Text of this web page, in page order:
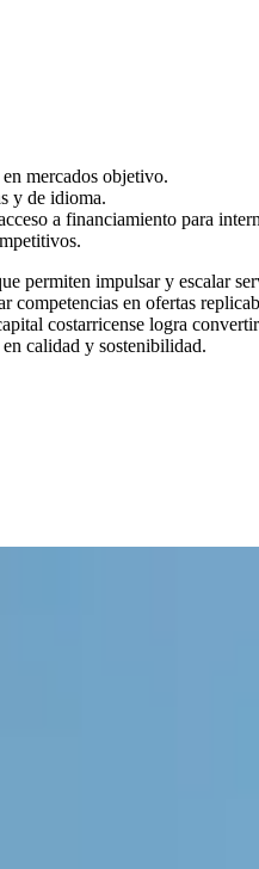
mercados objetivo.
y de idioma.
a financiamiento para
permiten impulsar y escalar
en ofertas
costarricense logra
calidad y sostenibilidad.